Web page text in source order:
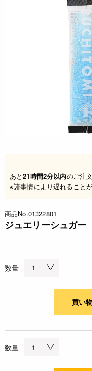
あと21時間2分以内のご注
※諸事情により遅れること
商品No.01322801
ジュエリーシュガ
数量
買い
数量